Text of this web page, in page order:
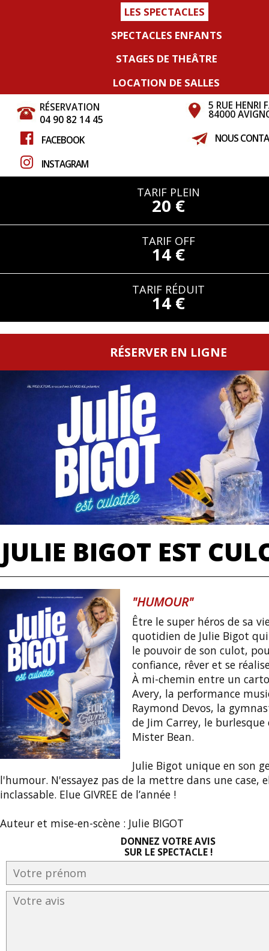
5 RUE HENRI
84000
RÉSERVATION
04 90 82 14 45
NOUS
FACEBOOK
INSTAGRAM
LES SPECTACLES
SPECTACLES ENFANTS
STAGES DE THEÂTRE
LOCATION DE SALLES
TARIF PLEIN
20 €
TARIF OFF
14 €
TARIF RÉDUIT
14 €
RÉSERVER EN LIGNE
JULIE BIGOT EST
"HUMOUR"
Être le super héros de sa
quotidien de Julie Bigot
le pouvoir de son culot,
confiance, rêver et se
À mi-chemin entre un
Avery, la performance
Raymond Devos, la
de Jim Carrey, le
Mister Bean.
Julie Bigot unique en son
l'humour. N'essayez pas de la mettre dans une case,
inclassable. Elue GIVREE de l’année !
Auteur et mise-en-scène : Julie BIGOT
DONNEZ VOTRE AVIS
SUR LE SPECTACLE !